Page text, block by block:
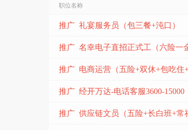
武汉精诚汽车零部件有限公司
武汉金奥电子有限公司
职位名称
推广 礼宴服务员（包三餐+沌口）
推广 供应链文员（五险+长白班+常